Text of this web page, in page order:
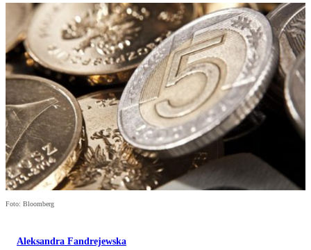
Foto: Bloomberg
Aleksandra Fandrejewska